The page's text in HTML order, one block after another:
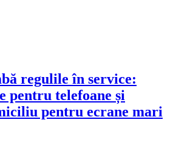
regulile în service:
pentru telefoane și
pentru ecrane mari